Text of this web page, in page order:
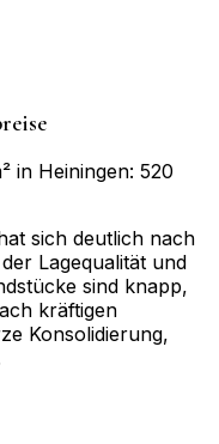
in Heiningen: 520
sich deutlich nach
Lagequalität und
sind knapp,
kräftigen
Konsolidierung,